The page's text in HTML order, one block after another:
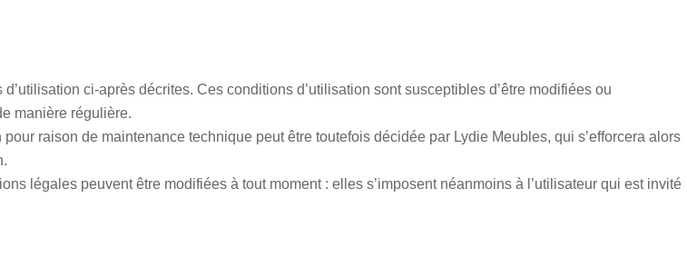
ci-après décrites. Ces conditions d’utilisation sont susceptibles d’être modifiées ou
manière régulière.
raison de maintenance technique peut être toutefois décidée par Lydie Meubles, qui s’efforcera alors
légales peuvent être modifiées à tout moment : elles s’imposent néanmoins à l’utilisateur qui est invité